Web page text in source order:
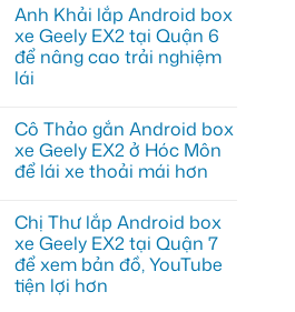
cho
Geely
EX2
tại
Quận
10
Youtube
bình
luận
ở
Anh
Quang
lắp
xe
Geely
EX2
tại
Vấp
để
xem
YouTube
và
dẫn
Anh Khải lắp Android box
xe Geely EX2 tại Quận 6
để nâng cao trải nghiệm
lái
bình
luận
ở
Anh
Android
box
xe
Geely
EX2
tại
Cô Thảo gắn Android box
xe Geely EX2 ở Hóc Môn
để lái xe thoải mái hơn
bình
luận
ở
Cô
Thảo
gắn
Chị Thư lắp Android box
xe Geely EX2 tại Quận 7
để xem bản đồ, YouTube
tiện lợi hơn